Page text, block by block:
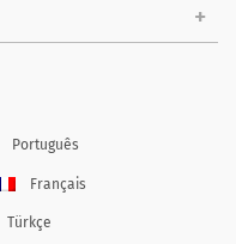
Português
Français
Türkçe